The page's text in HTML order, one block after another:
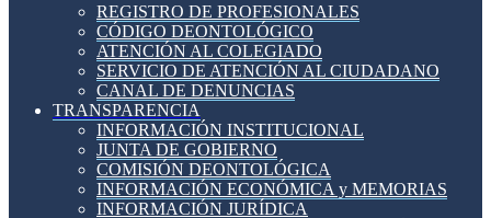
REGISTRO DE PROFESIONALES
CÓDIGO DEONTOLÓGICO
ATENCIÓN AL COLEGIADO
SERVICIO DE ATENCIÓN AL CIUDADANO
CANAL DE DENUNCIAS
TRANSPARENCIA
INFORMACIÓN INSTITUCIONAL
JUNTA DE GOBIERNO
COMISIÓN DEONTOLÓGICA
INFORMACIÓN ECONÓMICA y MEMORIAS
INFORMACIÓN JURÍDICA